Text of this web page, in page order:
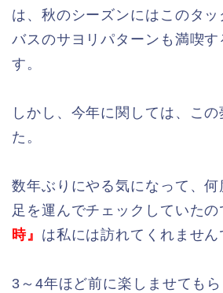
は、秋のシーズンにはこのタ
バスのサヨリパターンも満喫
す。
しかし、今年に関しては、こ
た。
数年ぶりにやる気になって、
足を運んでチェックしていたの
時』 は私には訪れてくれません
3～4年ほど前に楽しませても